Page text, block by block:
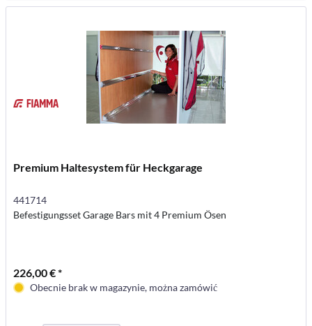
Premium Haltesystem für Heckgarage
441714
Befestigungsset Garage Bars mit 4 Premium Ösen
226,00 € *
Obecnie brak w magazynie, można zamówić